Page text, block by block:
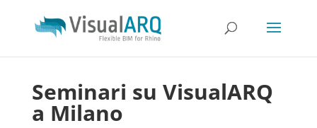
Seminari su VisualARQ
a Milano